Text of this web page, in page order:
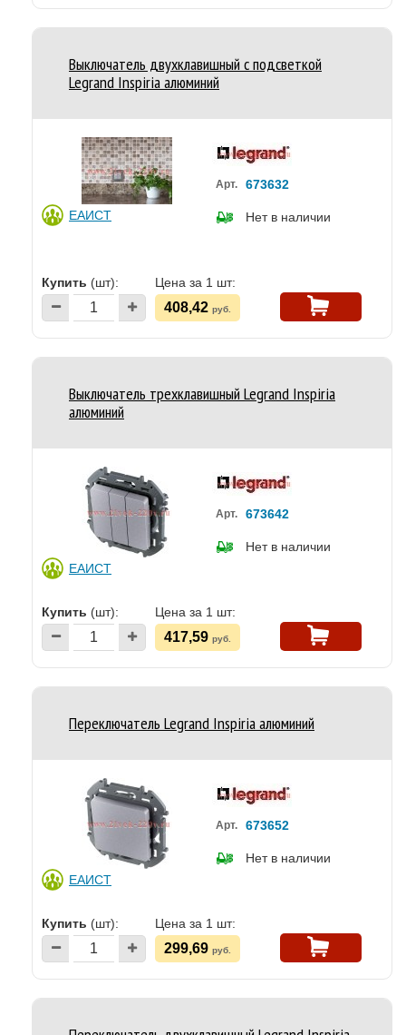
Выключатель двухклавишный с подсветкой
Legrand Inspiria алюминий
ЕАИСТ
Арт. 673632
Нет в наличии
Купить (шт): Цена за 1 шт:
408,42 руб.
Выключатель трехклавишный Legrand Inspiria
алюминий
ЕАИСТ
Арт. 673642
Нет в наличии
Купить (шт): Цена за 1 шт:
417,59 руб.
Переключатель Legrand Inspiria алюминий
ЕАИСТ
Арт. 673652
Нет в наличии
Купить (шт): Цена за 1 шт:
299,69 руб.